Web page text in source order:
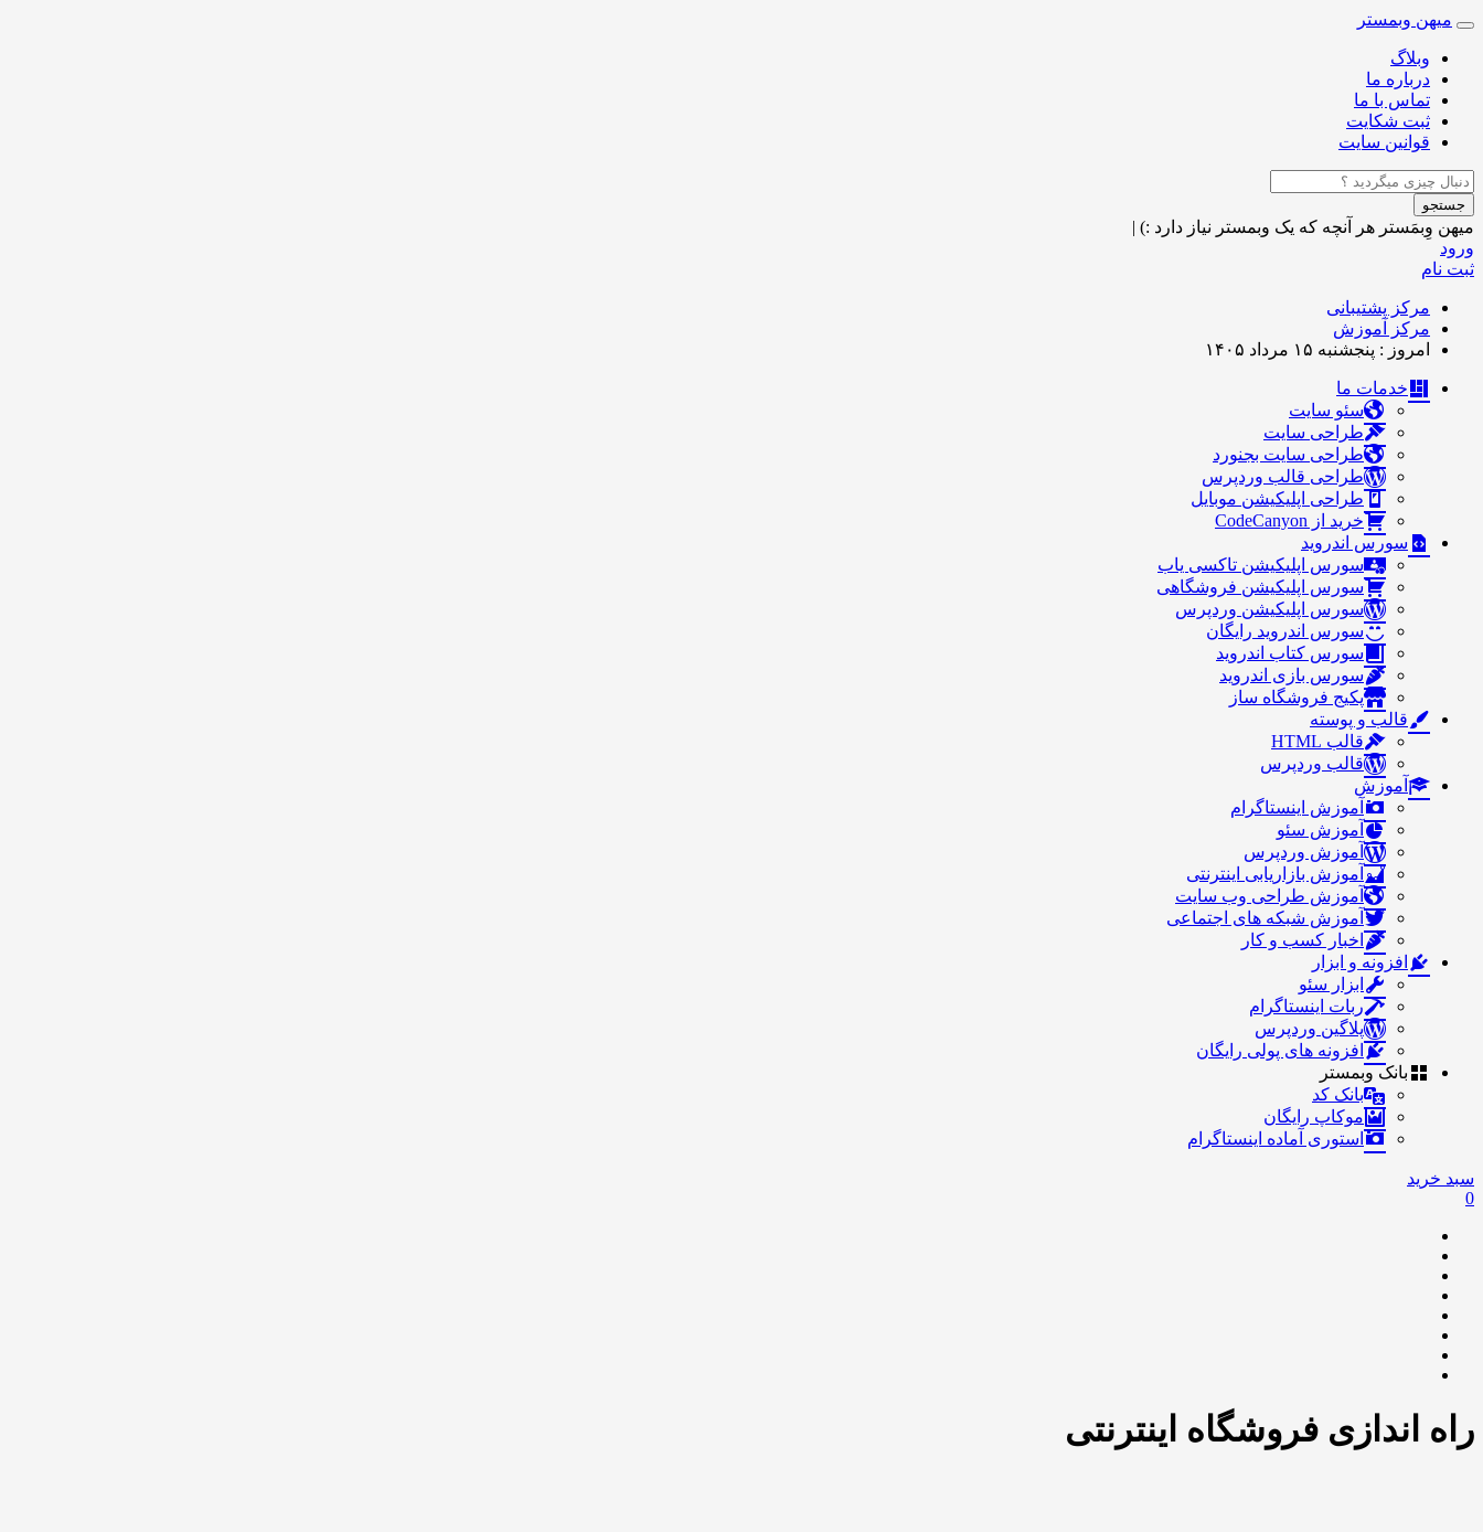
Toggle
navigation
میهن وبمستر
وبلاگ
درباره ما
تماس با ما
ثبت شکایت
قوانین سایت
جستجو
میهن وِبمَستر هر آنچه که یک وبمستر نیاز دارد :) |
ورود
ثبت نام
مرکز پشتیبانی
مرکز آموزش
امروز : پنجشنبه ۱۵ مرداد ۱۴۰۵
خدمات ما
سئو سایت
طراحی سایت
طراحی سایت بجنورد
طراحی قالب وردپرس
طراحی اپلیکیشن موبایل
خرید از CodeCanyon
سورس اندروید
سورس اپلیکیشن تاکسی یاب
سورس اپلیکیشن فروشگاهی
سورس اپلیکیشن وردپرس
سورس اندروید رایگان
سورس کتاب اندروید
سورس بازی اندروید
پکیج فروشگاه ساز
قالب و پوسته
قالب HTML
قالب وردپرس
آموزش
آموزش اینستاگرام
آموزش سئو
آموزش وردپرس
آموزش بازاریابی اینترنتی
آموزش طراحی وب سایت
آموزش شبکه های اجتماعی
اخبار کسب و کار
افزونه و ابزار
ابزار سئو
ربات اینستاگرام
پلاگین وردپرس
افزونه های پولی رایگان
بانک وبمستر
بانک کد
موکاپ رایگان
استوری آماده اینستاگرام
سبد خرید
0
راه اندازی فروشگاه اینترنتی